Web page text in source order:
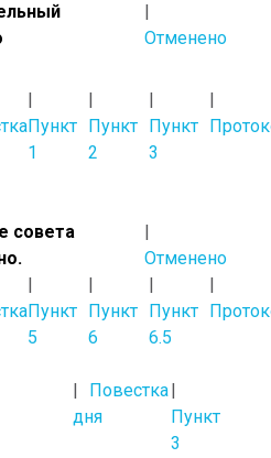
Отменено
Пункт
1
Пункт
2
Пункт
3
совета
Отменено
Пункт
5
Пункт
6
Пункт
6.5
Повестка
дня
Пункт
3